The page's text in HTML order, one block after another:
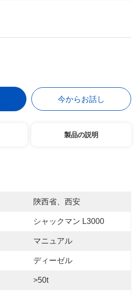
今からお話し
製品の説明
陝西省、西安
シャックマン L3000
マニュアル
ディーゼル
>50t